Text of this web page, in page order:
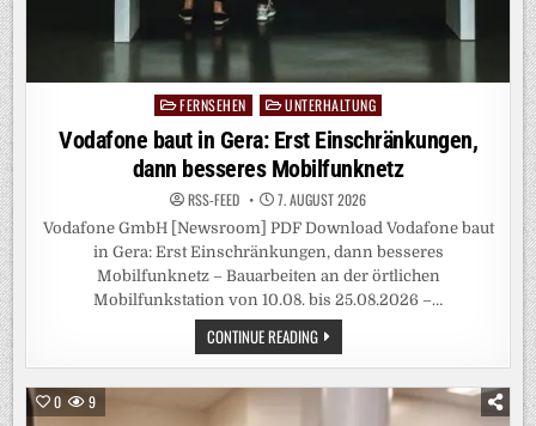
Posted
in
FERNSEHEN UNTERHALTUNG
Vodafone baut in Gera: Erst Einschränkungen,
dann besseres Mobilfunknetz
RSS-FEED 7. AUGUST 2026
Vodafone GmbH [Newsroom] PDF Download Vodafone baut
in Gera: Erst Einschränkungen, dann besseres
Mobilfunknetz – Bauarbeiten an der örtlichen
Mobilfunkstation von 10.08. bis 25.08.2026 –…
CONTINUE READINGVODAFONE
BAUT
IN
ERST
EINSCHRÄNKUNGEN,
0 9